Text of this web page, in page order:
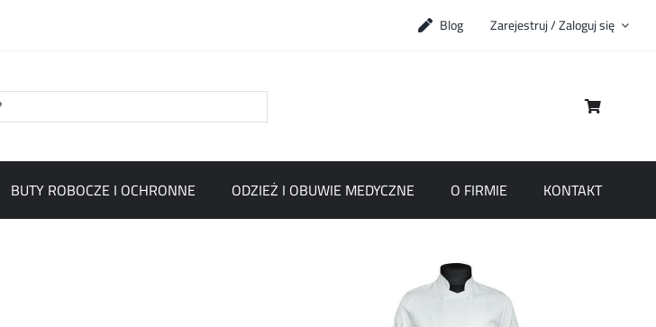
Blog Zarejestruj / Zaloguj się
BUTY ROBOCZE I OCHRONNE ODZIEŻ I OBUWIE MEDYCZNE O FIRMIE KONTAKT